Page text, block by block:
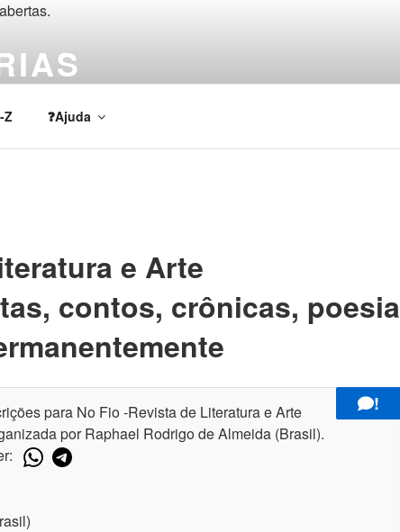
Z ❓Ajuda
e Arte
contos, crônicas, poesia
!
para No Fio -Revista de Literatura e Arte
por Raphael Rodrigo de Almeida (Brasil).